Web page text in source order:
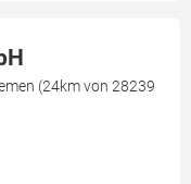
(24km von 28239